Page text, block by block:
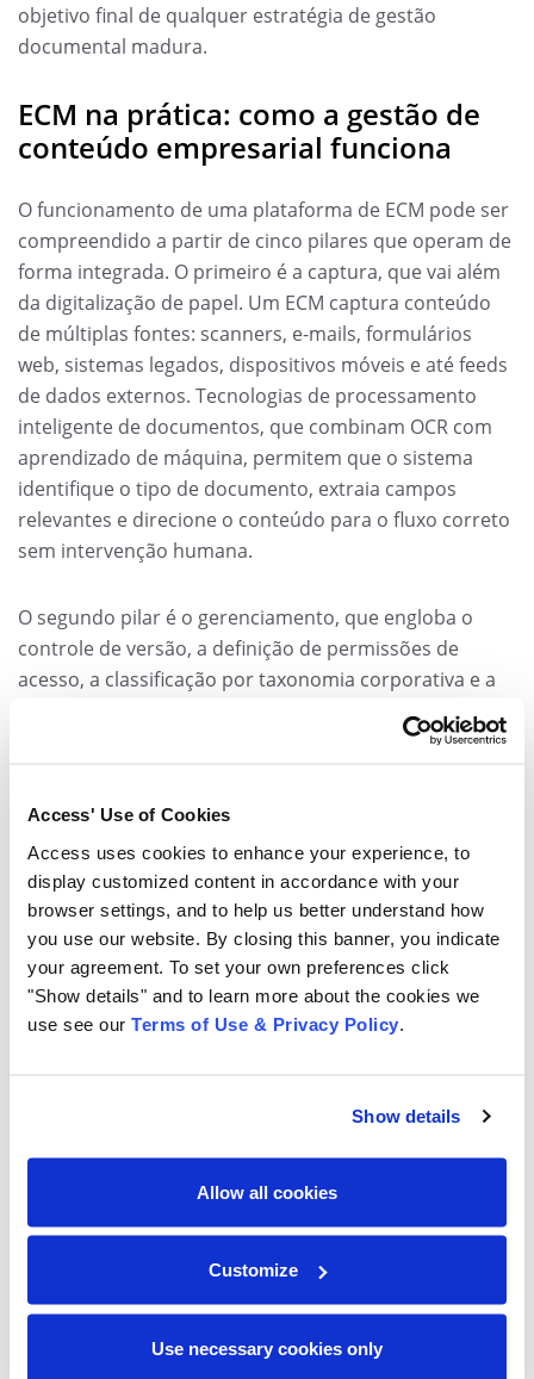
Access' Use of Cookies
Access uses cookies to enhance your experience, to
display customized content in accordance with your
browser settings, and to help us better understand how
you use our website. By closing this banner, you indicate
your agreement. To set your own preferences click
"Show details" and to learn more about the cookies we
use see our Terms of Use & Privacy Policy
Show details
Allow all cookies
Customize
Use necessary cookies only
objetivo final de qualquer estratégia de gestão
documental madura.
ECM na prática: como a gestão de
conteúdo empresarial funciona
O funcionamento de uma plataforma de ECM pode ser
compreendido a partir de cinco pilares que operam de
forma integrada. O primeiro é a captura, que vai além
da digitalização de papel. Um ECM captura conteúdo
de múltiplas fontes: scanners, e-mails, formulários
web, sistemas legados, dispositivos móveis e até feeds
de dados externos. Tecnologias de processamento
inteligente de documentos, que combinam OCR com
aprendizado de máquina, permitem que o sistema
identifique o tipo de documento, extraia campos
relevantes e direcione o conteúdo para o fluxo correto
sem intervenção humana.
O segundo pilar é o gerenciamento, que engloba o
controle de versão, a definição de permissões de
acesso, a classificação por taxonomia corporativa e a
automação de processos, na qual o ECM se conecta a
como aprovação de contratos, revisão de documentos
etapa do fluxo é registrada, auditável e mensurável, o
que permite identificar gargalos e otimizar ciclos de
forma contínua.
O quarto pilar é a preservação, que trata da guarda de
longo prazo em conformidade com exigências legais.
décadas, e o ECM automatiza o controle desses prazos,
para a pessoa certa, no formato adequado e no
momento necessário, seja por meio de portais de
autoatendimento, integrações via API ou painéis
diferencia o ECM de um simples repositório de